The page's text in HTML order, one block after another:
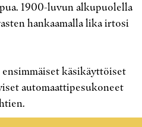
1900-luvun alkupuolella
hankaamalla lika irtosi
käsikäyttöiset
automaattipesukoneet